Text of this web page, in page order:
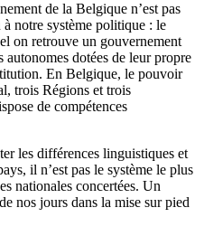
de la Belgique n’est pas
notre système politique : le
on retrouve un gouvernement
autonomes dotées de leur propre
En Belgique, le pouvoir
trois Régions et trois
de compétences
les différences linguistiques et
il n’est pas le système le plus
nationales concertées. Un
nos jours dans la mise sur pied